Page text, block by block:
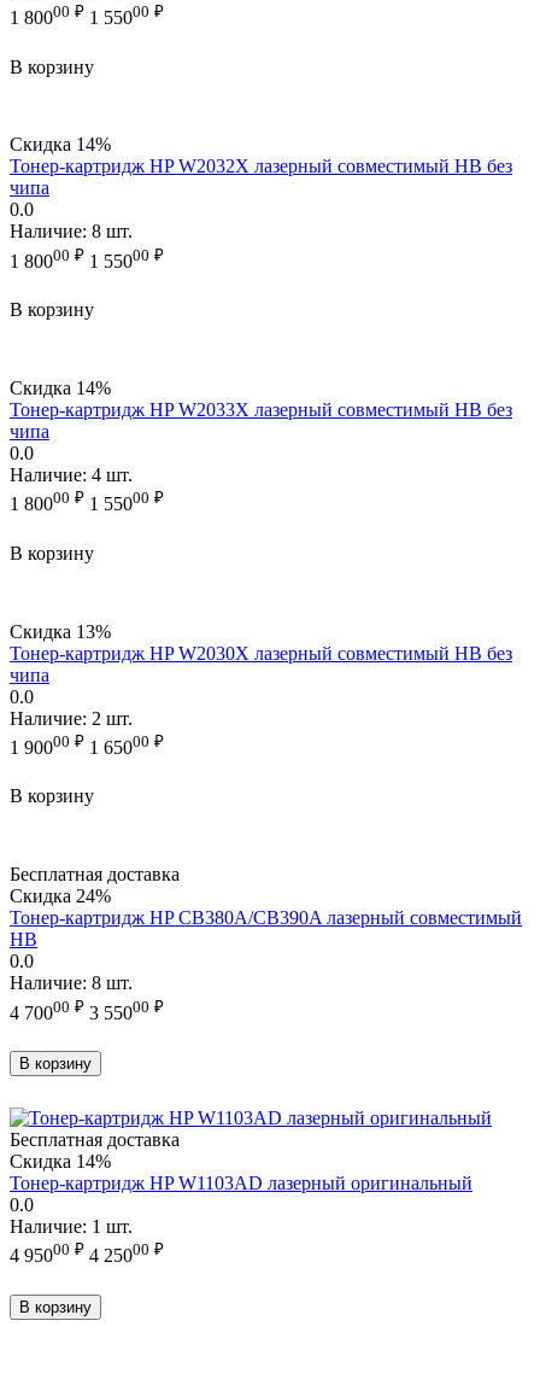
1 80000 ₽ 1 55000 ₽
В корзину
Скидка 14%
Тонер-картридж HP W2032X лазерный совместимый HB без
чипа
0.0
Наличие: 8 шт.
1 80000 ₽ 1 55000 ₽
В корзину
Скидка 14%
Тонер-картридж HP W2033X лазерный совместимый HB без
чипа
0.0
Наличие: 4 шт.
1 80000 ₽ 1 55000 ₽
В корзину
Скидка 13%
Тонер-картридж HP W2030X лазерный совместимый HB без
чипа
0.0
Наличие: 2 шт.
1 90000 ₽ 1 65000 ₽
В корзину
Бесплатная доставка
Скидка 24%
Тонер-картридж HP CB380A/CB390A лазерный совместимый
HB
0.0
Наличие: 8 шт.
4 70000 ₽ 3 55000 ₽
В корзину
Бесплатная доставка
Скидка 14%
Тонер-картридж HP W1103AD лазерный оригинальный
0.0
Наличие: 1 шт.
4 95000 ₽ 4 25000 ₽
В корзину